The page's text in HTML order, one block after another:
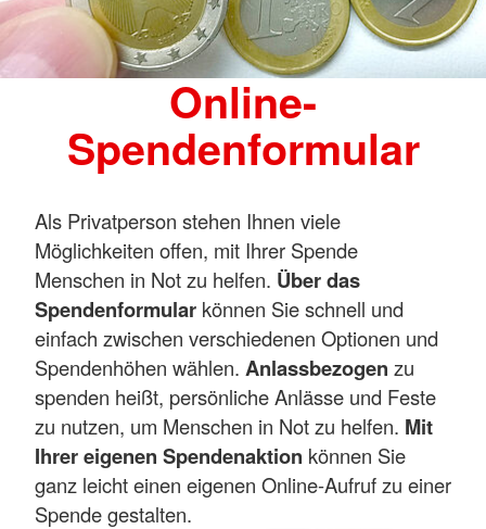
Online-
Spendenformular
Als Privatperson stehen Ihnen viele
Möglichkeiten offen, mit Ihrer Spende
Menschen in Not zu helfen. Über das
Spendenformular können Sie schnell und
einfach zwischen verschiedenen Optionen und
Spendenhöhen wählen. Anlassbezogen zu
spenden heißt, persönliche Anlässe und Feste
zu nutzen, um Menschen in Not zu helfen. Mit
Ihrer eigenen Spendenaktion können Sie
ganz leicht einen eigenen Online-Aufruf zu einer
Spende gestalten.